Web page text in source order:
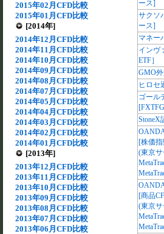
2015年02月CFD比較
2015年01月CFD比較
[2014年]
2014年12月CFD比較
2014年11月CFD比較
2014年10月CFD比較
2014年09月CFD比較
2014年08月CFD比較
2014年07月CFD比較
2014年05月CFD比較
2014年04月CFD比較
2014年03月CFD比較
2014年02月CFD比較
2014年01月CFD比較
[2013年]
2013年12月CFD比較
2013年11月CFD比較
2013年10月CFD比較
2013年09月CFD比較
2013年08月CFD比較
2013年07月CFD比較
2013年06月CFD比較
ース]
サクソ
ース]
マネー
インヴ
ETF］
GMO
ヒロセ
ゴール
StoneX
[株価
(東京
[商品
(東京